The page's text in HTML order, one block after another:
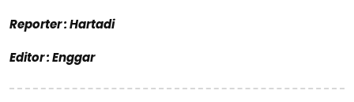
Reporter : Hartadi
Editor : Enggar